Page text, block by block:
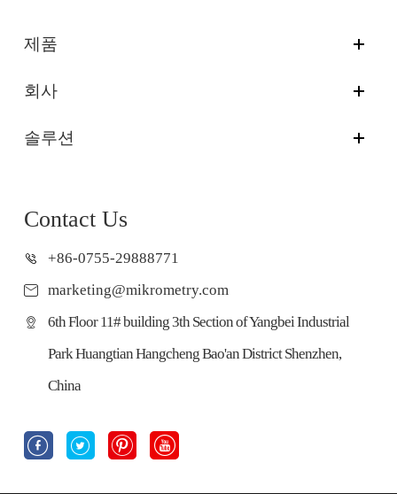
제품
회사
솔루션
Contact Us
+86-0755-29888771
marketing@mikrometry.com
6th Floor 11# building 3th Section of Yangbei Industrial
Park Huangtian Hangcheng Bao'an District Shenzhen,
China
   